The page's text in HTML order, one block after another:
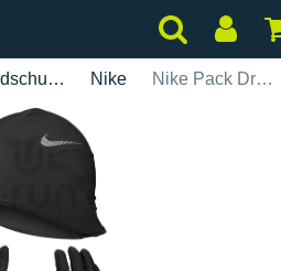
Handschuhe Nike Nike Pack Dry Lightweight Fleece bonnet + gants Herren